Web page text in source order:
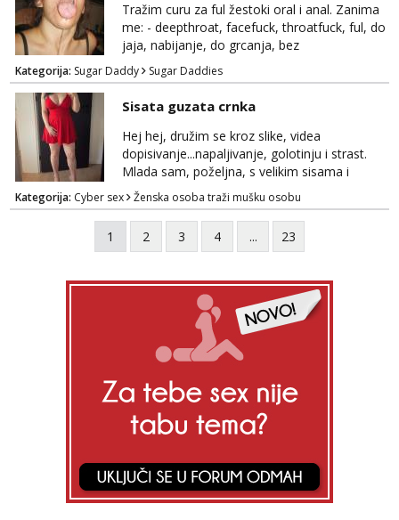
Tražim curu za ful žestoki oral i anal. Zanima
me: - deepthroat, facefuck, throatfuck, ful, do
jaja, nabijanje, do grcanja, bez
ograničavanja... - fisting (ili big insertions),
gaping, DAP/TAP, prolapse, sirenje... Ako
možeš nešto od toga i spremna si, javi se.
Nagrada po želji (od 500€ naviše, ovisi o
tome sto možeš)
Kategorija: Sugar Daddy Sugar Daddies
Sisata guzata crnka
Hej hej, družim se kroz slike, videa
dopisivanje...napaljivanje, golotinju i strast.
Mlada sam, poželjna, s velikim sisama i
guzom. 😉 Kontakt: Telegram: nebojezuto
Google chat/Gmail smmaprivatni@gmail.com
Kategorija: Cyber sex Ženska osoba traži mušku osobu
1 2 3 4 ... 23